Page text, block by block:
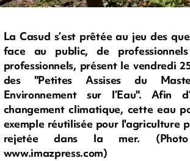
La Casud s’est prêtée au jeu des
face au public, de
professionnels, présent le vendredi
des "Petites Assises du
Environnement sur l’Eau". Afin
changement climatique, cette eau
exemple réutilisée pour l'agriculture
rejetée dans la mer. (Photo
www.imazpress.com)